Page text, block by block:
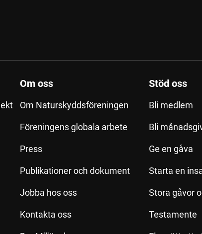
Om oss
Om Naturskyddsföreningen
Föreningens globala arbete
Press
Publikationer och dokument
Jobba hos oss
Kontakta oss
Stöd oss
Bli medlem
Bli
Ge en gåva
Starta en
Stora gåvor
Testamente